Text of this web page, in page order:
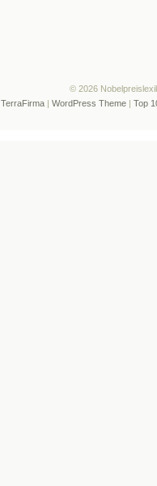
© 2026
TerraFirma| WordPress Theme| Top